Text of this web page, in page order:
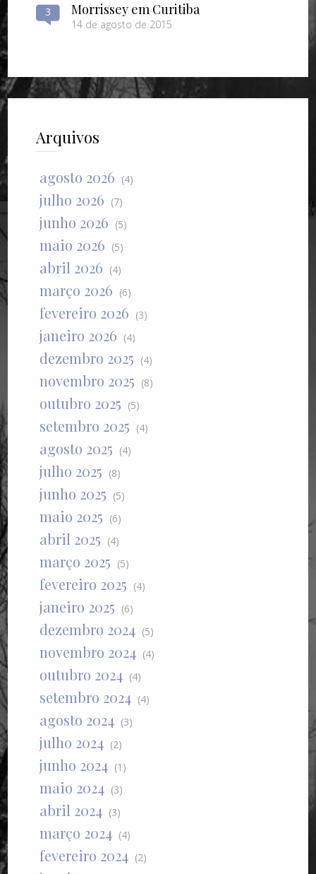
3 Morrissey em Curitiba
14 de agosto de 2015
Arquivos
agosto 2026 (4)
julho 2026 (7)
junho 2026 (5)
maio 2026 (5)
abril 2026 (4)
março 2026 (6)
fevereiro 2026 (3)
janeiro 2026 (4)
dezembro 2025 (4)
novembro 2025 (8)
outubro 2025 (5)
setembro 2025 (4)
agosto 2025 (4)
julho 2025 (8)
junho 2025 (5)
maio 2025 (6)
abril 2025 (4)
março 2025 (5)
fevereiro 2025 (4)
janeiro 2025 (6)
dezembro 2024 (5)
novembro 2024 (4)
outubro 2024 (4)
setembro 2024 (4)
agosto 2024 (3)
julho 2024 (2)
junho 2024 (1)
maio 2024 (3)
abril 2024 (3)
março 2024 (4)
fevereiro 2024 (2)